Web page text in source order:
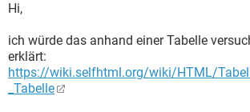
Hi,
ich würde das anhand einer Tabelle
erklärt:
https://wiki.selfhtml.org/wiki/HTML/
_Tabelle